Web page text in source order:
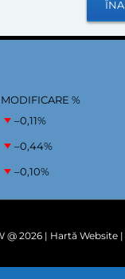
MODIFICARE %
–0,11%
–0,44%
–0,10%
@2026 | Hartă Website|